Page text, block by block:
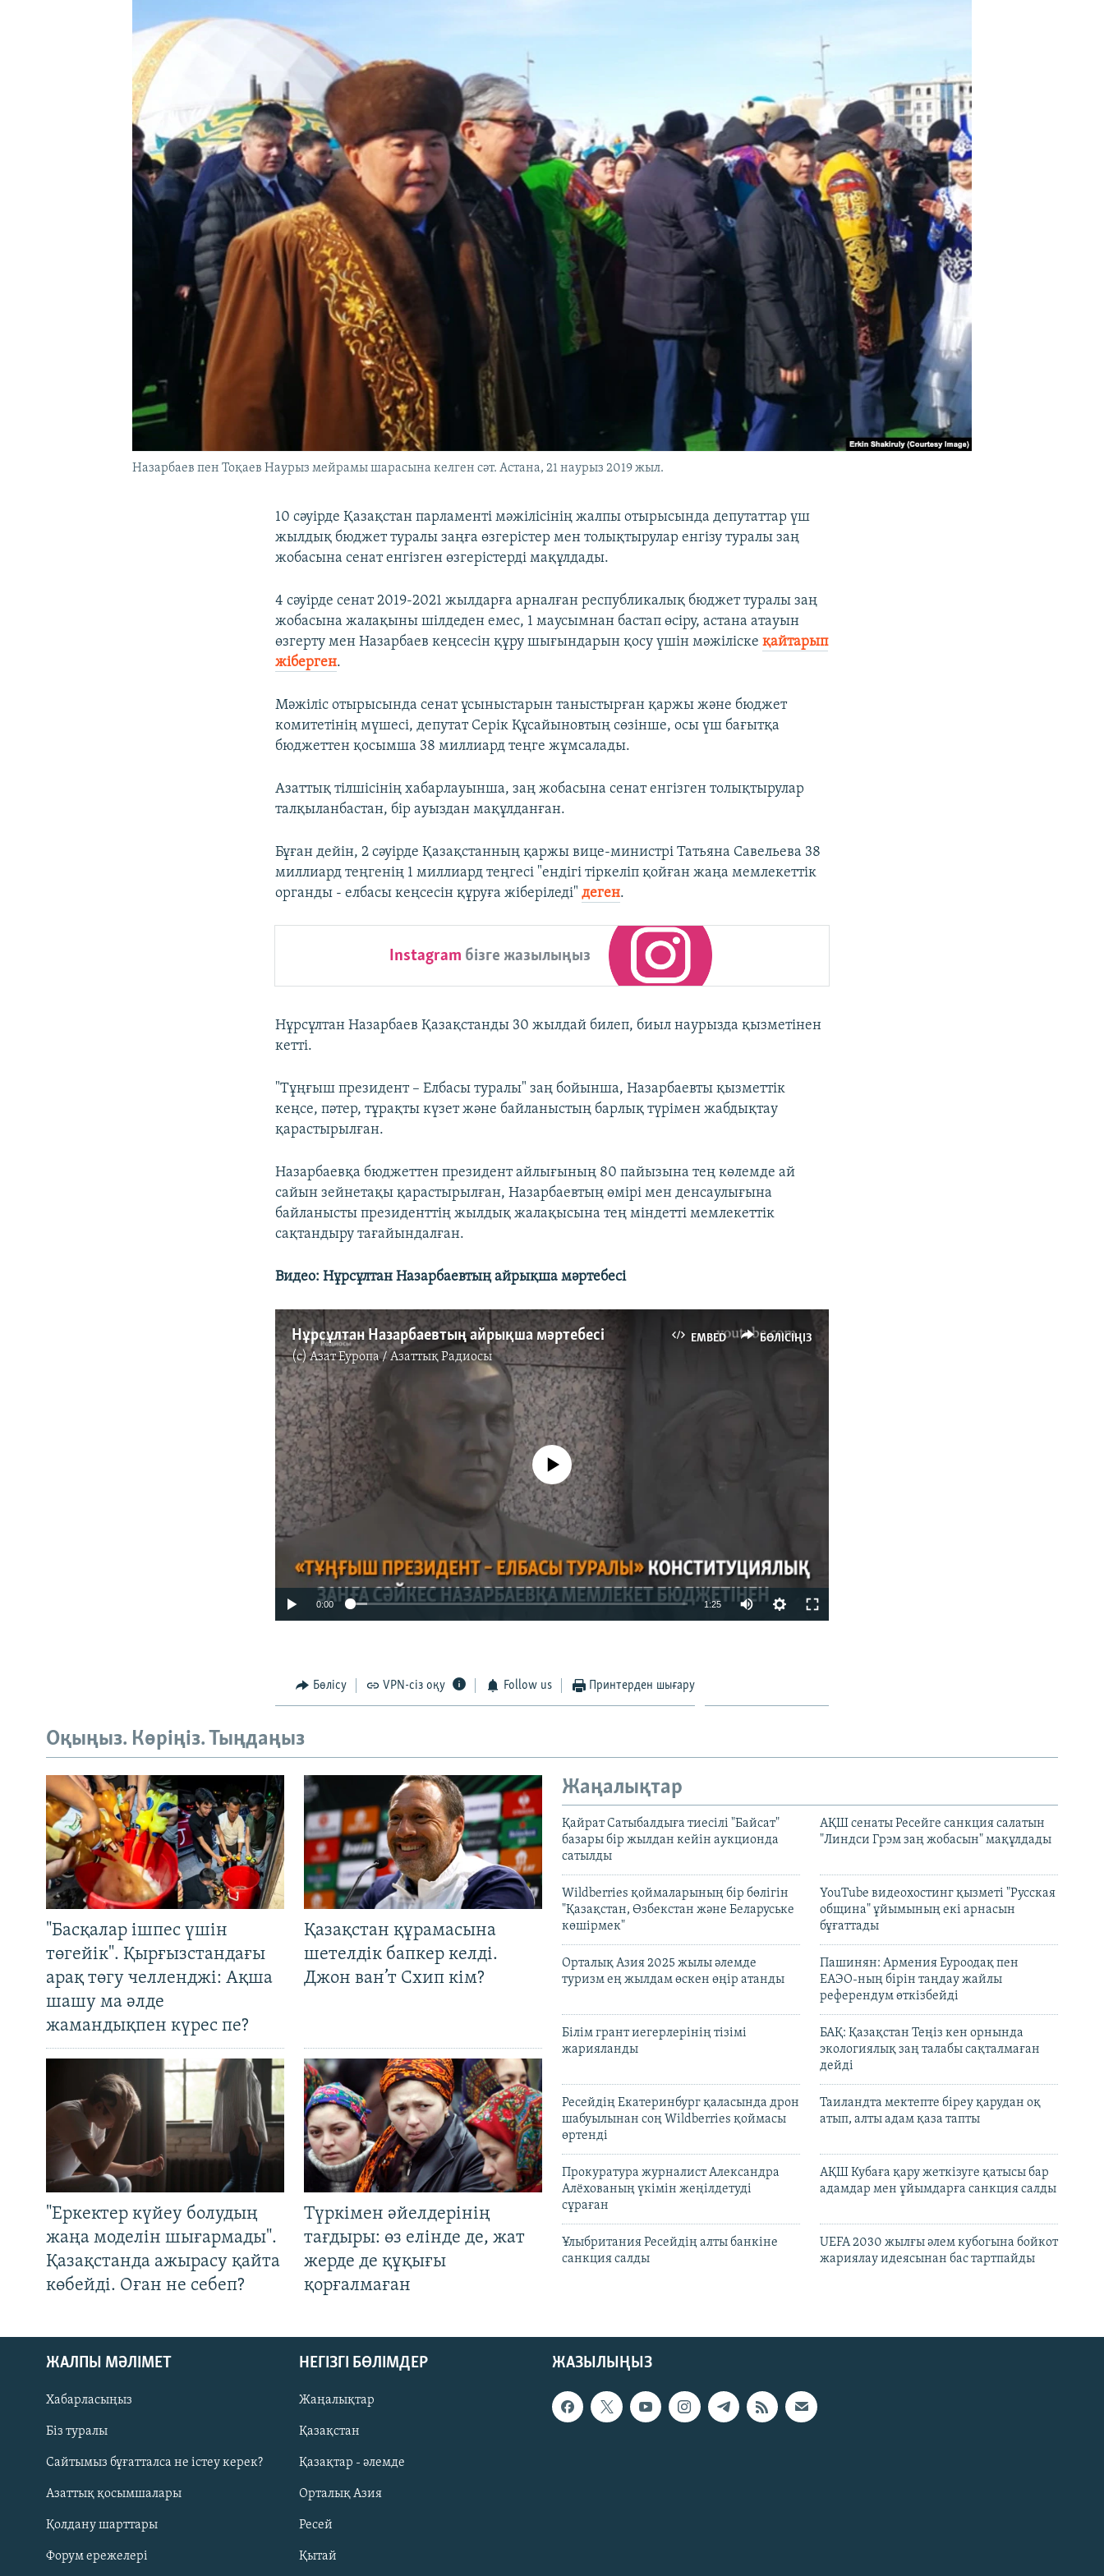
Русский
ЖАЗЫЛЫҢЫЗ
Назарбаев пен Тоқаев Наурыз мейрамы шарасына келген сәт. Астана, 21 наурыз 2019 жыл.
10 сәуірде Қазақстан парламенті мәжілісінің жалпы отырысында депутаттар үш
жылдық бюджет туралы заңға өзгерістер мен толықтырулар енгізу туралы заң
жобасына сенат енгізген өзгерістерді мақұлдады.
4 сәуірде сенат 2019-2021 жылдарға арналған республикалық бюджет туралы заң
жобасына жалақыны шілдеден емес, 1 маусымнан бастап өсіру, астана атауын
өзгерту мен Назарбаев кеңсесін құру шығындарын қосу үшін мәжіліскеқайтарып
жіберген.
Мәжіліс отырысында сенат ұсыныстарын таныстырған қаржы және бюджет
комитетінің мүшесі, депутат Серік Құсайыновтың сөзінше, осы үш бағытқа
бюджеттен қосымша 38 миллиард теңге жұмсалады.
Азаттық тілшісінің хабарлауынша, заң жобасына сенат енгізген толықтырулар
талқыланбастан, бір ауыздан мақұлданған.
Бұған дейін, 2 сәуірде Қазақстанның қаржы вице-министрі Татьяна Савельева 38
миллиард теңгенің 1 миллиард теңгесі "ендігі тіркеліп қойған жаңа мемлекеттік
органды - елбасы кеңсесін құруға жіберіледі"деген.
Instagram бізге жазылыңыз
Нұрсұлтан Назарбаев Қазақстанды 30 жылдай билеп, биыл наурызда қызметінен
кетті.
"Тұңғыш президент – Елбасы туралы" заң бойынша, Назарбаевты қызметтік
кеңсе, пәтер, тұрақты күзет және байланыстың барлық түрімен жабдықтау
қарастырылған.
Назарбаевқа бюджеттен президент айлығының 80 пайызына тең көлемде ай
сайын зейнетақы қарастырылған, Назарбаевтың өмірі мен денсаулығына
байланысты президенттің жылдық жалақысына тең міндетті мемлекеттік
сақтандыру тағайындалған.
Видео: Нұрсұлтан Назарбаевтың айрықша мәртебесі
EMBED БӨЛІСІҢІЗ
Нұрсұлтан Назарбаевтың айрықша мәртебесі
(c)Азат Еуропа / Азаттық Радиосы
width
No media source currently available
0:00 1:25
Бөлісу VPN-сіз оқу Follow us Принтерден шығару
Оқыңыз. Көріңіз. Тыңдаңыз
"Басқалар ішпес үшін
төгейік". Қырғызстандағы
арақ төгу челленджі: Ақша
шашу ма әлде
жамандықпен күрес пе?
Қазақстан құрамасына
шетелдік бапкер келді.
Джон ван’т Схип кім?
"Еркектер күйеу болудың
жаңа моделін шығармады".
Қазақстанда ажырасу қайта
көбейді. Оған не себеп?
Түркімен әйелдерінің
тағдыры: өз елінде де, жат
жерде де құқығы
қорғалмаған
Жаңалықтар
Қайрат Сатыбалдыға тиесілі "Байсат"
базары бір жылдан кейін аукционда
сатылды
АҚШ сенаты Ресейге санкция салатын
"Линдси Грэм заң жобасын" мақұлдады
Wildberries қоймаларының бір бөлігін
"Қазақстан, Өзбекстан және Беларуське
көшірмек"
YouTube видеохостинг қызметі "Русская
община" ұйымының екі арнасын
бұғаттады
Орталық Азия 2025 жылы әлемде
туризм ең жылдам өскен өңір атанды
Пашинян: Армения Еуроодақ пен
ЕАЭО-ның бірін таңдау жайлы
референдум өткізбейді
Білім грант иегерлерінің тізімі
жарияланды
БАҚ: Қазақстан Теңіз кен орнында
экологиялық заң талабы сақталмаған
дейді
Ресейдің Екатеринбург қаласында дрон
шабуылынан соң Wildberries қоймасы
өртенді
Таиландта мектепте біреу қарудан оқ
атып, алты адам қаза тапты
Прокуратура журналист Александра
Алёхованың үкімін жеңілдетуді
сұраған
АҚШ Кубаға қару жеткізуге қатысы бар
адамдар мен ұйымдарға санкция салды
Ұлыбритания Ресейдің алты банкіне
санкция салды
UEFA 2030 жылғы әлем кубогына бойкот
жариялау идеясынан бас тартпайды
ЖАЗЫЛЫҢЫЗ
ЖАЛПЫ МӘЛІМЕТ
Хабарласыңыз
Біз туралы
Сайтымыз бұғатталса не істеу керек?
Азаттық қосымшалары
Қолдану шарттары
Форум ережелері
НЕГІЗГІ БӨЛІМДЕР
Жаңалықтар
Қазақстан
Қазақтар - әлемде
Орталық Азия
Ресей
Қытай